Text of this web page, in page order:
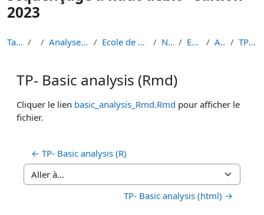
2023
Tableau de bord Cours Analyse de données de séquençage haut débit Ecole de Bioinformatique - IFB - Inserm - INRAe EB... Niveau 1 débutant EBAII Niveau 1 2023 Atelier scRNA-seq TP- Basic analysis (Rmd)
TP- Basic analysis (Rmd)
Conditions d’achèvement
Cliquer le lien basic_analysis_Rmd.Rmd pour afficher le
fichier.
← TP- Basic analysis (R)
Aller à…
TP- Basic analysis (html) →